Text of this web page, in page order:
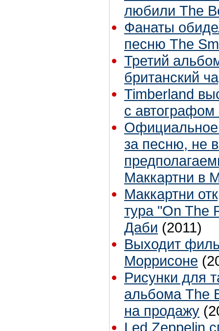
любили The
Фанаты
песню The
Третий
британский
Timberland
с
Официальное
за песню, не
Маккартни в
Маккартни
тура "On The
Даби (2011)
Выходит
Моррисоне
Рисунки для
альбома The
на продажу
Led Zeppelin